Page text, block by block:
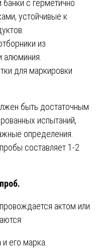
с герметично
устойчивые к
из
для маркировки
быть достаточным
испытаний,
определения.
составляет 1-2
актом или
его марка.